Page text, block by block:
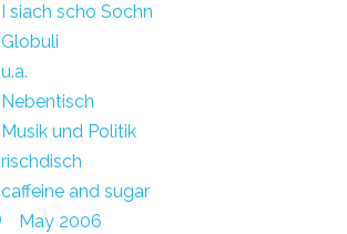
I siach scho Sochn
Globuli
u.a.
Nebentisch
Musik und Politik
rischdisch
caffeine and sugar
May 2006